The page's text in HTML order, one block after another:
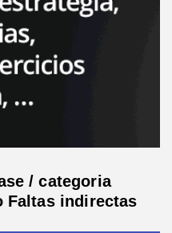
/ categoria
Faltas indirectas